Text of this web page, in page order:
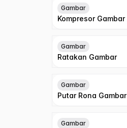
Gambar
Kompresor Gambar
Gambar
Ratakan Gambar
Gambar
Putar Rona Gambar
Gambar